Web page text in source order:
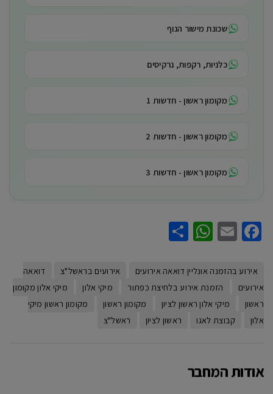
שכונת מישור הנוף
כלניות, רקפות, נרקיסים
מקומון ראשון - חדשות 1
מקומון ראשון - חדשות 2
מקומון ראשון - חדשות 3
Facebook
Email
WhatsApp
אירוע בהזמנה אונליין דואאה אירועים אירועים בראשל"צ
דואאה
אירועים
הזמנת אירוע בלחיצת כפתור מיקי אלון
מיקי אלון מקומון
ראשון
מיקי אלון ראשון לציון מקומון ראשון
מקומון ראשון מיקי
אלון
קבוצת לאגו ראשון לציון ראשל"צ
אודות המחבר